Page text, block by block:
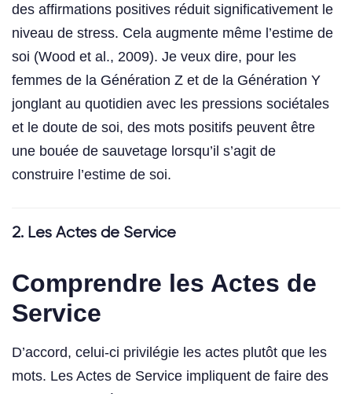
des affirmations positives réduit significativement le
niveau de stress. Cela augmente même l’estime de
soi (Wood et al., 2009). Je veux dire, pour les
femmes de la Génération Z et de la Génération Y
jonglant au quotidien avec les pressions sociétales
et le doute de soi, des mots positifs peuvent être
une bouée de sauvetage lorsqu’il s’agit de
construire l’estime de soi.
2. Les Actes de Service
Comprendre les Actes de
Service
D’accord, celui-ci privilégie les actes plutôt que les
mots. Les Actes de Service impliquent de faire des